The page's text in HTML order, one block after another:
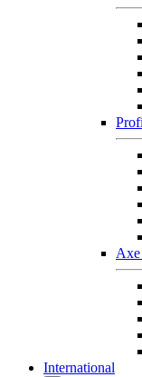
International